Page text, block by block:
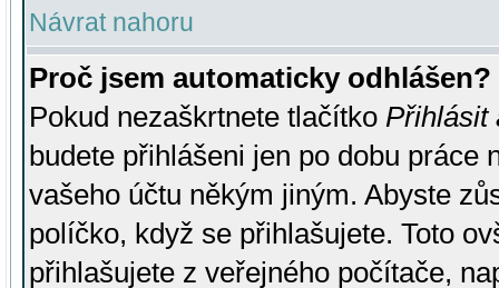
Návrat nahoru
Proč jsem automaticky odhlášen?
Pokud nezaškrtnete tlačítko Přihlásit
budete přihlášeni jen po dobu práce
vašeho účtu někým jiným. Abyste
políčko, když se přihlašujete. Toto
přihlašujete z veřejného počítače,